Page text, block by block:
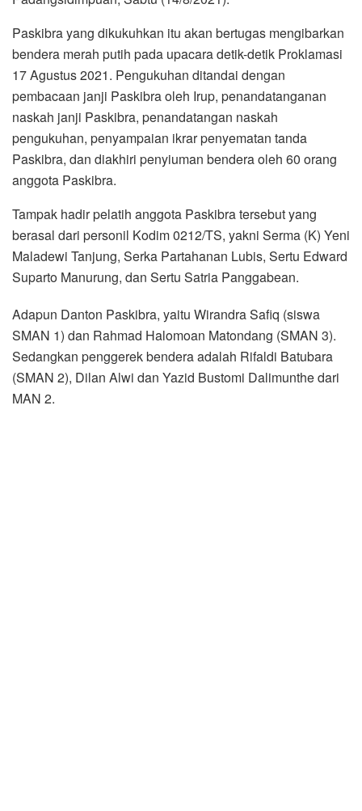
Paskibra yang dikukuhkan itu akan bertugas mengibarkan
bendera merah putih pada upacara detik-detik Proklamasi
17 Agustus 2021. Pengukuhan ditandai dengan
pembacaan janji Paskibra oleh Irup, penandatanganan
naskah janji Paskibra, penandatangan naskah
pengukuhan, penyampaian ikrar penyematan tanda
Paskibra, dan diakhiri penyiuman bendera oleh 60 orang
anggota Paskibra.
Tampak hadir pelatih anggota Paskibra tersebut yang
berasal dari personil Kodim 0212/TS, yakni Serma (K) Yeni
Maladewi Tanjung, Serka Partahanan Lubis, Sertu Edward
Suparto Manurung, dan Sertu Satria Panggabean.
Adapun Danton Paskibra, yaitu Wirandra Safiq (siswa
SMAN 1) dan Rahmad Halomoan Matondang (SMAN 3).
Sedangkan penggerek bendera adalah Rifaldi Batubara
(SMAN 2), Dilan Alwi dan Yazid Bustomi Dalimunthe dari
MAN 2.